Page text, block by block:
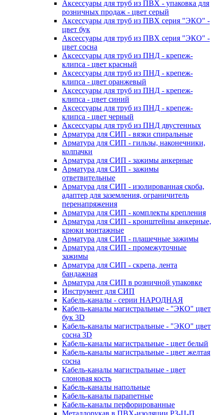
Аксессуары для труб из ПВХ - упаковка для
розничных продаж - цвет серый
Аксессуары для труб из ПВХ серия "ЭКО" -
цвет бук
Аксессуары для труб из ПВХ серия "ЭКО" -
цвет сосна
Аксессуары для труб из ПНД - крепеж-
клипса - цвет красный
Аксессуары для труб из ПНД - крепеж-
клипса - цвет оранжевый
Аксессуары для труб из ПНД - крепеж-
клипса - цвет синий
Аксессуары для труб из ПНД - крепеж-
клипса - цвет черный
Аксессуары для труб из ПНД двустенных
Арматура для СИП - вязки спиральные
Арматура для СИП - гильзы, наконечники,
колпачки
Арматура для СИП - зажимы анкерные
Арматура для СИП - зажимы
ответвительные
Арматура для СИП - изолированная скоба,
адаптер для заземления, ограничитель
перенапряжения
Арматура для СИП - комплекты крепления
Арматура для СИП - кронштейны анкерные,
крюки монтажные
Арматура для СИП - плашечные зажимы
Арматура для СИП - промежуточные
зажимы
Арматура для СИП - скрепа, лента
бандажная
Арматура для СИП в розничной упаковке
Инструмент для СИП
Кабель-каналы - серии НАРОДНАЯ
Кабель-каналы магистральные - "ЭКО" цвет
бук 3D
Кабель-каналы магистральные - "ЭКО" цвет
сосна 3D
Кабель-каналы магистральные - цвет белый
Кабель-каналы магистральные - цвет желтая
сосна
Кабель-каналы магистральные - цвет
слоновая кость
Кабель-каналы напольные
Кабель-каналы парапетные
Кабель-каналы перфорированные
Металлорукав в ПВХ-изоляции РЗ-Ц-П